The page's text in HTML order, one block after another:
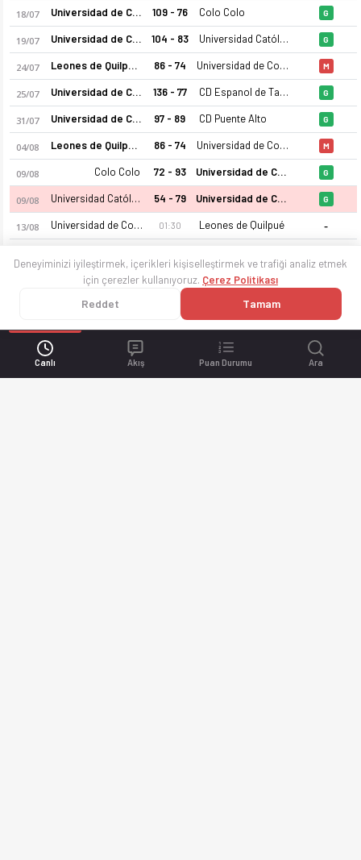
Canlı Akış Puan Durumu Ara
18/07 Universidad de Concepcion 109 - 76 Colo Colo G
19/07 Universidad de Concepcion 104 - 83 Universidad Católica G
24/07 Leones de Quilpué 86 - 74 Universidad de Concepcion M
25/07 Universidad de Concepcion 136 - 77 CD Espanol de Talca G
31/07 Universidad de Concepcion 97 - 89 CD Puente Alto G
04/08 Leones de Quilpué 86 - 74 Universidad de Concepcion M
09/08 Colo Colo 72 - 93 Universidad de Concepcion G
09/08 Universidad Católica 54 - 79 Universidad de Concepcion G
13/08 Universidad de Concepcion 01:30 Leones de Quilpué -
Deneyiminizi iyileştirmek, içerikleri kişiselleştirmek ve trafiği analiz etmek
için çerezler kullanıyoruz. Çerez Politikası
Reddet Tamam